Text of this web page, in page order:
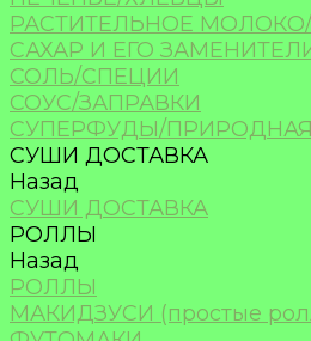
РАСТИТЕЛЬНОЕ
САХАР И ЕГО
СОЛЬ/СПЕЦИИ
СОУС/ЗАПРАВКИ
СУПЕРФУДЫ/
СУШИ ДОСТАВКА
Назад
СУШИ ДОСТАВКА
РОЛЛЫ
Назад
РОЛЛЫ
МАКИДЗУСИ (простые